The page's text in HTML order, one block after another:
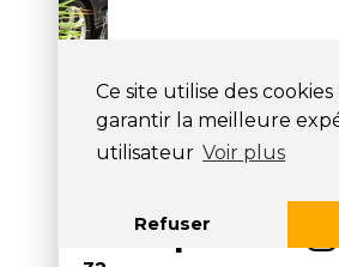
Ce site utilise des
garantir la meilleure
utilisateur Voir plus
Refuser
AUDI Q3 SPORTBACK
TRONIC